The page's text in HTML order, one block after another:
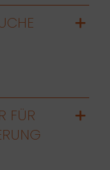
FÜR